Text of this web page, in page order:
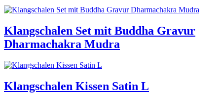
Klangschalen Set mit Buddha Gravur
Dharmachakra Mudra
Klangschalen Kissen Satin L